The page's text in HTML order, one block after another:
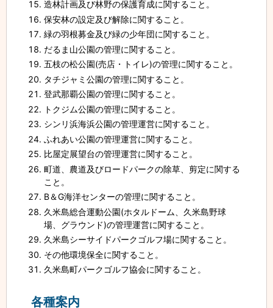
造林計画及び林野の保護育成に関すること。
保安林の設定及び解除に関すること。
緑の羽根募金及び緑の少年団に関すること。
だるま山公園の管理に関すること。
五枝の松公園(売店・トイレ)の管理に関すること。
タチジャミ公園の管理に関すること。
登武那覇公園の管理に関すること。
トクジム公園の管理に関すること。
シンリ浜海浜公園の管理運営に関すること。
ふれあい公園の管理運営に関すること。
比屋定展望台の管理運営に関すること。
町道、農道及びロードパークの除草、剪定に関する
こと。
B＆G海洋センターの管理に関すること。
久米島総合運動公園(ホタルドーム、久米島野球
場、グラウンド)の管理運営に関すること。
久米島シーサイドパークゴルフ場に関すること。
その他環境保全に関すること。
久米島町パークゴルフ協会に関すること。
各種案内